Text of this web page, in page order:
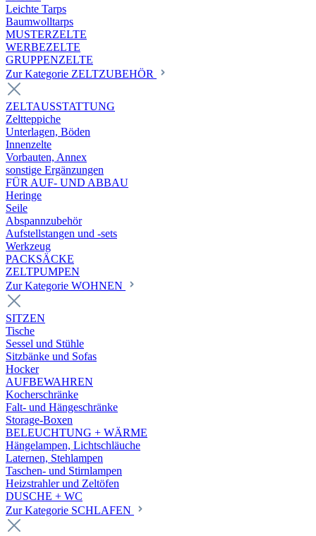
Leichte Tarps
Baumwolltarps
MUSTERZELTE
WERBEZELTE
GRUPPENZELTE
Zur Kategorie ZELTZUBEHÖR
ZELTAUSSTATTUNG
Zeltteppiche
Unterlagen, Böden
Innenzelte
Vorbauten, Annex
sonstige Ergänzungen
FÜR AUF- UND ABBAU
Heringe
Seile
Abspannzubehör
Aufstellstangen und -sets
Werkzeug
PACKSÄCKE
ZELTPUMPEN
Zur Kategorie WOHNEN
SITZEN
Tische
Sessel und Stühle
Sitzbänke und Sofas
Hocker
AUFBEWAHREN
Kocherschränke
Falt- und Hängeschränke
Storage-Boxen
BELEUCHTUNG + WÄRME
Hängelampen, Lichtschläuche
Laternen, Stehlampen
Taschen- und Stirnlampen
Heizstrahler und Zeltöfen
DUSCHE + WC
Zur Kategorie SCHLAFEN